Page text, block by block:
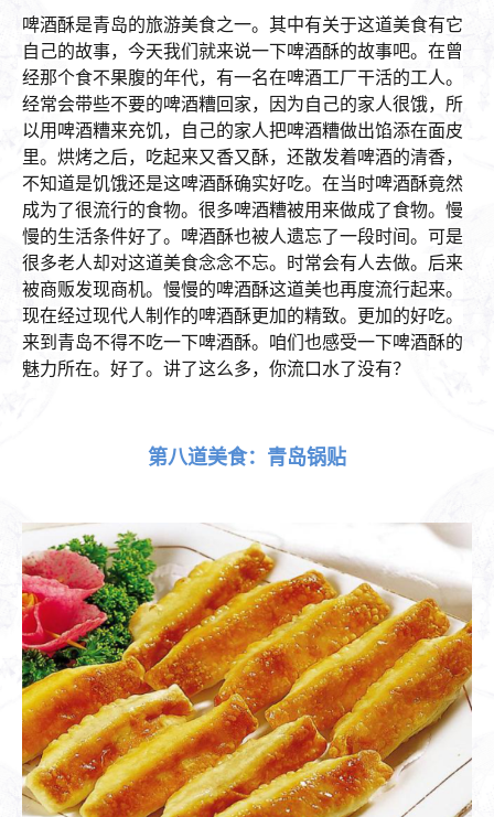
啤酒酥是青岛的旅游美食之一。其中有关于这道美食有它
自己的故事，今天我们就来说一下啤酒酥的故事吧。在曾
经那个食不果腹的年代，有一名在啤酒工厂干活的工人。
经常会带些不要的啤酒糟回家，因为自己的家人很饿，所
以用啤酒糟来充饥，自己的家人把啤酒糟做出馅添在面皮
里。烘烤之后，吃起来又香又酥，还散发着啤酒的清香，
不知道是饥饿还是这啤酒酥确实好吃。在当时啤酒酥竟然
成为了很流行的食物。很多啤酒糟被用来做成了食物。慢
慢的生活条件好了。啤酒酥也被人遗忘了一段时间。可是
很多老人却对这道美食念念不忘。时常会有人去做。后来
被商贩发现商机。慢慢的啤酒酥这道美也再度流行起来。
现在经过现代人制作的啤酒酥更加的精致。更加的好吃。
来到青岛不得不吃一下啤酒酥。咱们也感受一下啤酒酥的
魅力所在。好了。讲了这么多，你流口水了没有？
第八道美食：青岛锅贴